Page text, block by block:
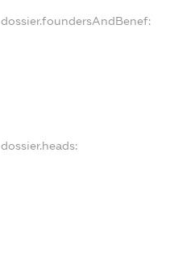
dossier.foundersAndBenef:
dossier.heads: